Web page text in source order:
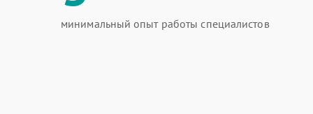
минимальный опыт работы специалистов